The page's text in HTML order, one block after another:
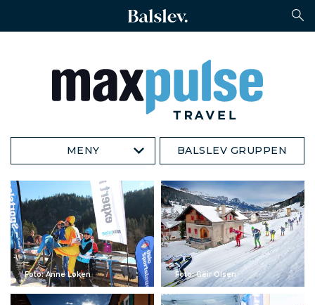
MENY BALSLEV GRUPPEN
Foto: Anne Løken Foto: Geir Olsen